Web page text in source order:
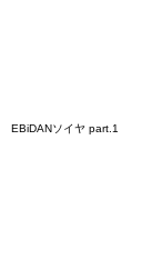
EBiDANソイヤ part.1